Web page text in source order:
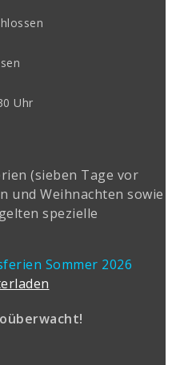
Uhr
(sieben Tage vor
und Weihnachten sowie
spezielle
Sommer 2026